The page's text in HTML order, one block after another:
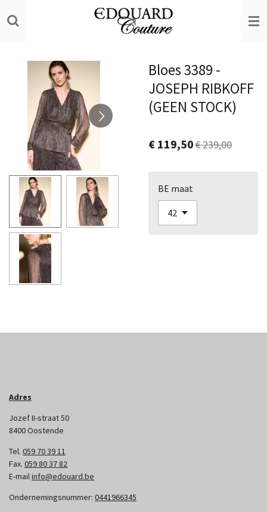
direct
hoofdinhoud
Bloes 3389 -
JOSEPH RIBKOFF
(GEEN STOCK)
€ 119,50€ 239,00
BE maat
Adres
Jozef II-straat 50
8400 Oostende
Tel. 059 70 39 11
Fax. 059 80 37 82
E-mailinfo@edouard.be
Ondernemingsnummer: 0441966345